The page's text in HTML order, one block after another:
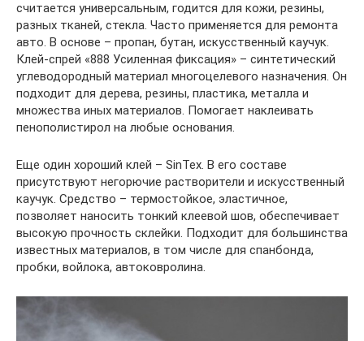
считается универсальным, годится для кожи, резины,
разных тканей, стекла. Часто применяется для ремонта
авто. В основе – пропан, бутан, искусственный каучук.
Клей-спрей «888 Усиленная фиксация» – синтетический
углеводородный материал многоцелевого назначения. Он
подходит для дерева, резины, пластика, металла и
множества иных материалов. Помогает наклеивать
пенополистирол на любые основания.
Еще один хороший клей – SinTex. В его составе
присутствуют негорючие растворители и искусственный
каучук. Средство – термостойкое, эластичное,
позволяет наносить тонкий клеевой шов, обеспечивает
высокую прочность склейки. Подходит для большинства
известных материалов, в том числе для спанбонда,
пробки, войлока, автоковролина.